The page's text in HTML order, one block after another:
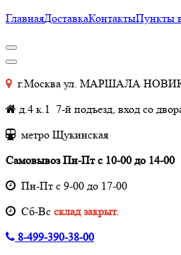
ГлавнаяДоставкаКонтактыПункты
г.Москва ул. МАРШАЛА
д.4 к.1 7-й подъезд, вход со
метро Щукинская
Самовывоз Пн-Пт с 10-00 до 14-00
Пн-Пт с 9-00 до 17-00
Cб-Вс склад закрыт.
8-499-390-38-00